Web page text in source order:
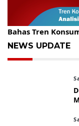
Gelar Kopdar,
Bahas Tren
NEWS UPDATE